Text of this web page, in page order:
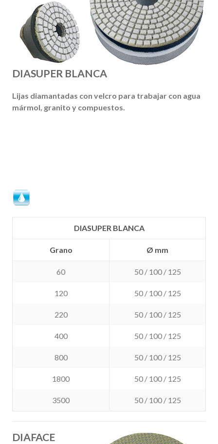
DIASUPER BLANCA
Lijas diamantadas con velcro para trabajar con agua
mármol, granito y compuestos.
DIASUPER BLANCA
Grano Ø mm
60 50 / 100 / 125
120 50 / 100 / 125
220 50 / 100 / 125
400 50 / 100 / 125
800 50 / 100 / 125
1800 50 / 100 / 125
3500 50 / 100 / 125
DIAFACE